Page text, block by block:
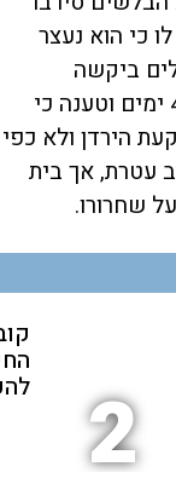
כי הוא נעצר
ביקשה
המשטרה להאריך את מעצרו של ירד ב-4 ימים וטענה כי
הירדן ולא כפי
עטרת, אך בית
שחרורו.
2